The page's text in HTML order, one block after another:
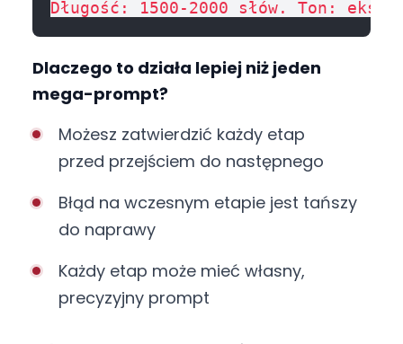
Dlaczego to działa lepiej niż jeden
mega-prompt?
Możesz zatwierdzić każdy etap
przed przejściem do następnego
Błąd na wczesnym etapie jest tańszy
do naprawy
Każdy etap może mieć własny,
precyzyjny prompt